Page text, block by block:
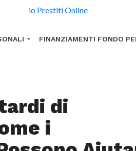
FINANZIAMENTI FONDO
di
i